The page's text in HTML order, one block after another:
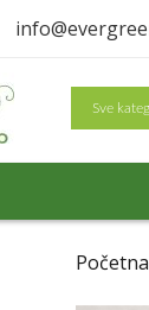
Search
Početna